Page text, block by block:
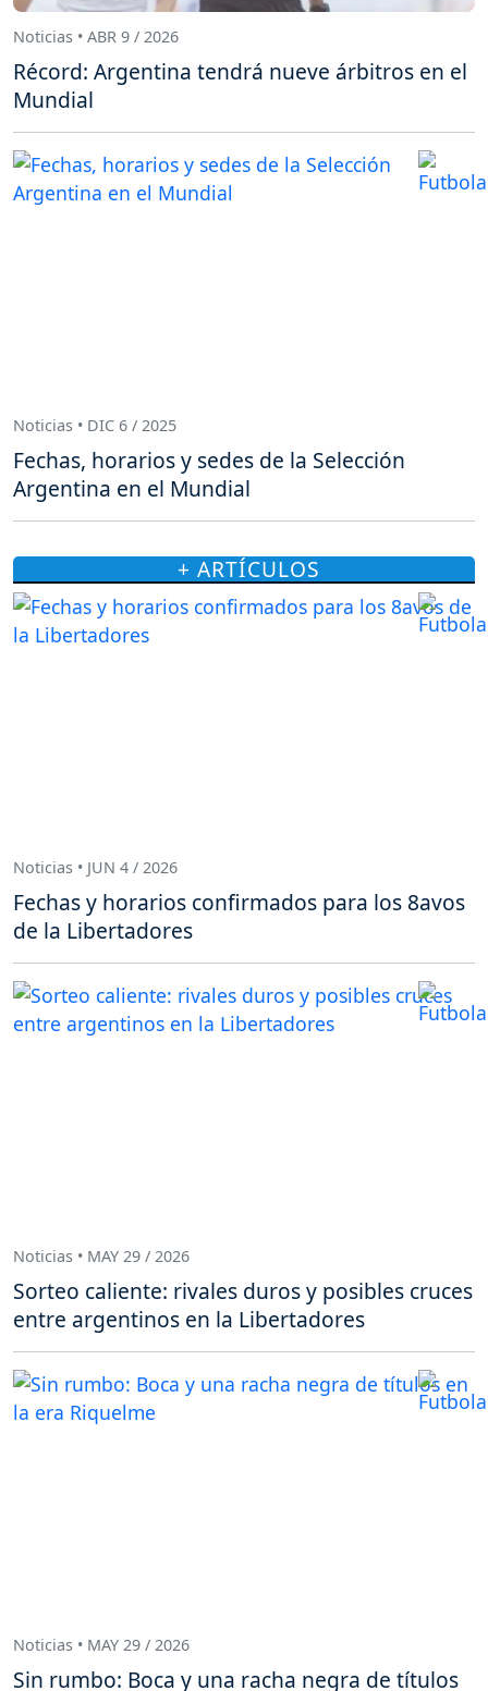
Noticias • ABR 9 / 2026
Récord: Argentina tendrá nueve árbitros en el
Mundial
Noticias • DIC 6 / 2025
Fechas, horarios y sedes de la Selección
Argentina en el Mundial
+ ARTÍCULOS
Noticias • JUN 4 / 2026
Fechas y horarios confirmados para los 8avos
de la Libertadores
Noticias • MAY 29 / 2026
Sorteo caliente: rivales duros y posibles cruces
entre argentinos en la Libertadores
Noticias • MAY 29 / 2026
Sin rumbo: Boca y una racha negra de títulos